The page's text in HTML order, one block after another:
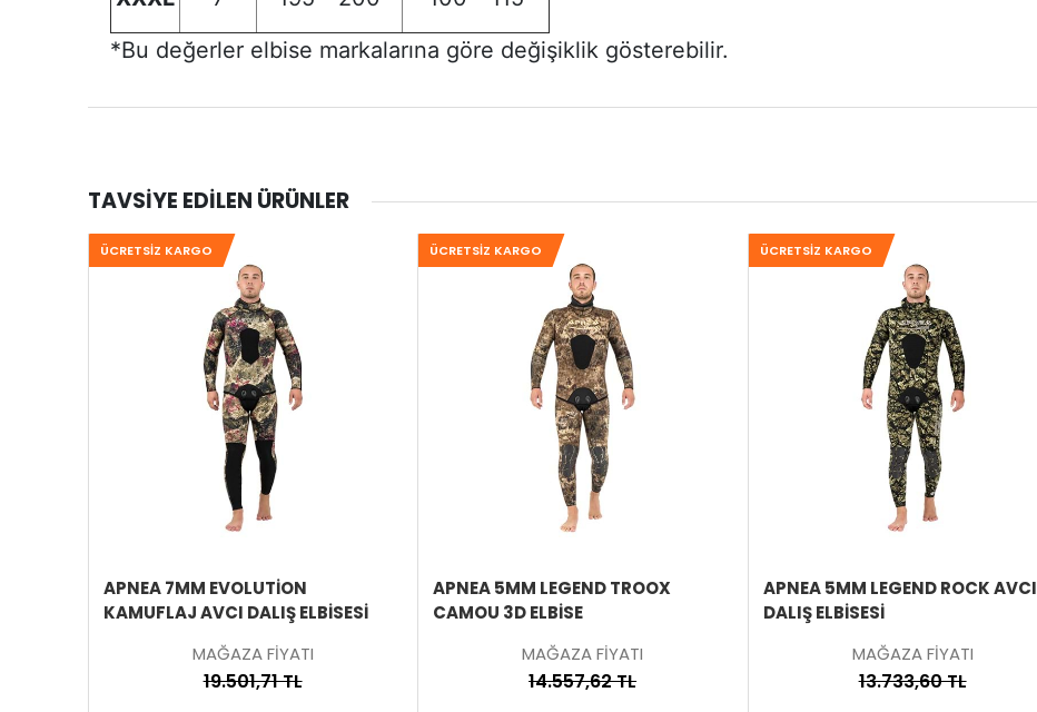
*Bu değerler elbise markalarına göre değişiklik gösterebilir.
TAVSIYE EDILEN ÜRÜNLER
ÜCRETSIZ KARGO
APNEA 7MM EVOLUTION
KAMUFLAJ AVCI DALIŞ ELBISESI
MAĞAZA FİYATI
19.501,71 TL
ÜCRETSIZ KARGO
APNEA 5MM LEGEND TROOX
CAMOU 3D ELBISE
MAĞAZA FİYATI
14.557,62 TL
ÜCRETSIZ KARGO
APNEA 5MM LEGEND ROCK AVCI
DALIŞ ELBISESI
MAĞAZA FİYATI
13.733,60 TL